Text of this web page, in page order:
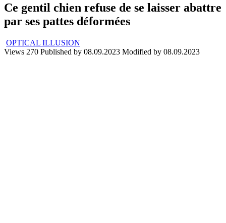
Ce gentil chien refuse de se laisser abattre
par ses pattes déformées
OPTICAL ILLUSION
Views 270 Published by 08.09.2023 Modified by 08.09.2023